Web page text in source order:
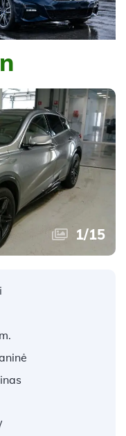
1/15